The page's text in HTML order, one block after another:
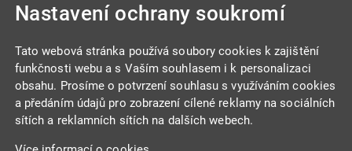
INTEGRA CENTRUM s.r.o.
Jabloňová 662/7
Nastavení ochrany soukromí
Tato webová stránka používá soubory cookies k zajištění
funkčnosti webu a s Vaším souhlasem i k personalizaci
obsahu. Prosíme o potvrzení souhlasu s využíváním cookies
a předáním údajů pro zobrazení cílené reklamy na sociálních
sítích a reklamních sítích na dalších webech.